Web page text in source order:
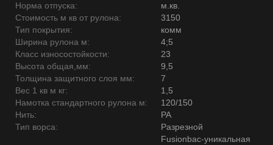
Норма отпуска:
м.кв.
Стоимость м кв от рулона:
3150
Тип покрытия:
комм
Ширина рулона м:
4;5
Класс износостойкости:
23
Высота общая,мм:
9,5
Толщина защитного слоя мм:
7
Вес 1 кв м кг:
1,5
Намотка стандартного рулона м:
120/150
Нить:
PA
Тип ворса:
Разрезной
Fusionbac-уникальная